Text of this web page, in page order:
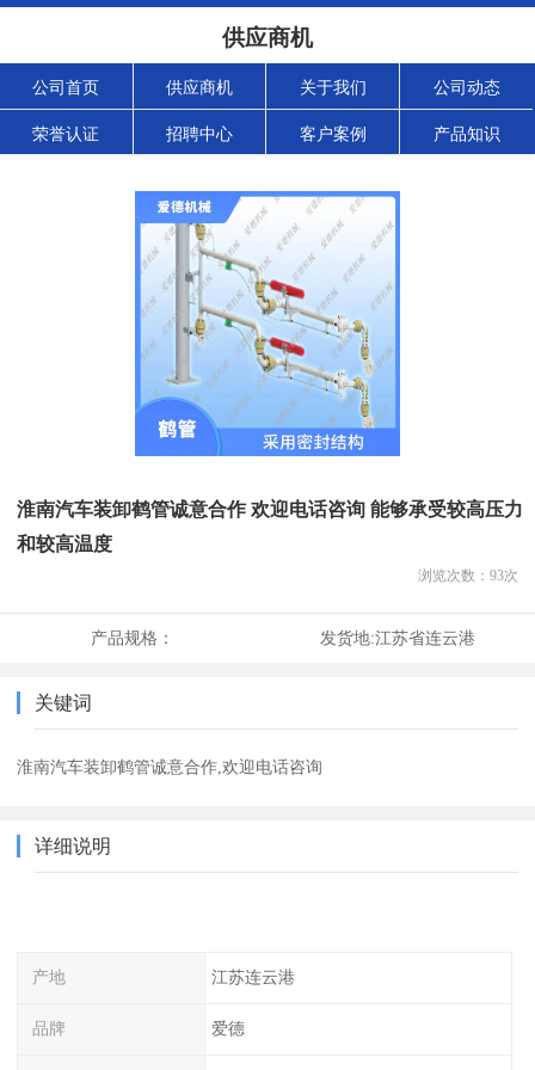
供应商机
公司首页 供应商机 关于我们 公司动态
荣誉认证 招聘中心 客户案例 产品知识
淮南汽车装卸鹤管诚意合作 欢迎电话咨询 能够承受较高压力
和较高温度
浏览次数： 93次
产品规格： 发货地:江苏省连云港
关键词
淮南汽车装卸鹤管诚意合作,欢迎电话咨询
详细说明
产地 江苏连云港
品牌 爱德